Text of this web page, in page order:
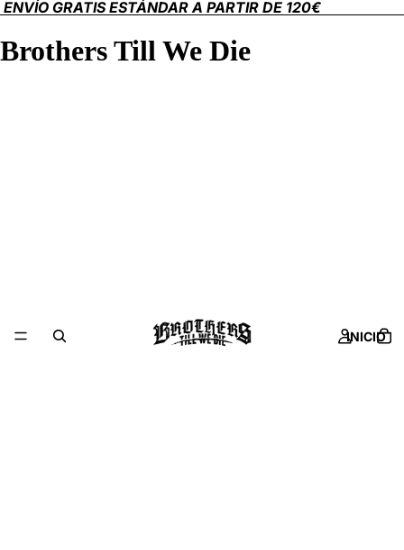
ENVÍO GRATIS ESTÁNDAR A PARTIR DE 120€
Brothers Till We Die
INICIO